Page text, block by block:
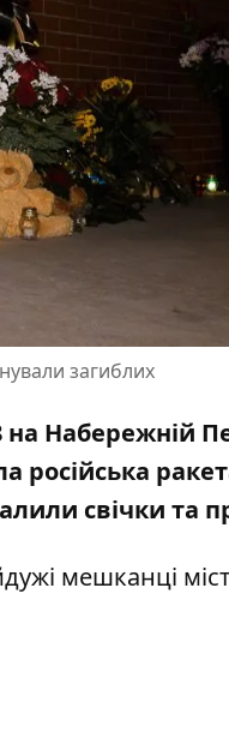
загиблих
на Набережній
російська
свічки та
мешканці